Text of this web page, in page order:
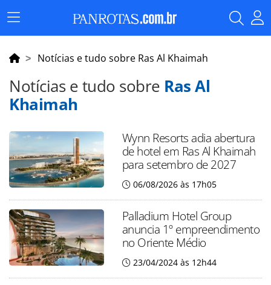
Menu
Principal
Notícias e tudo sobre Ras Al Khaimah
Notícias e tudo sobre Ras Al
Khaimah
Wynn Resorts adia abertura
de hotel em Ras Al Khaimah
para setembro de 2027
06/08/2026 às 17h05
Palladium Hotel Group
anuncia 1º empreendimento
no Oriente Médio
23/04/2024 às 12h44